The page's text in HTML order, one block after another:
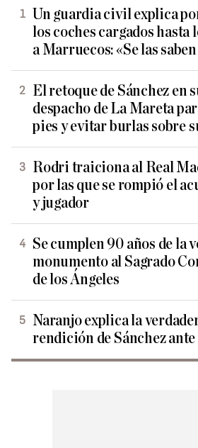
Un guardia civil explica
los coches cargados hasta
a Marruecos: «Se las
El retoque de Sánchez en
despacho de La Mareta
pies y evitar burlas sobre
Rodri traiciona al Real
por las que se rompió el
y jugador
Se cumplen 90 años de la
monumento al Sagrado
de los Ángeles
Naranjo explica la
rendición de Sánchez